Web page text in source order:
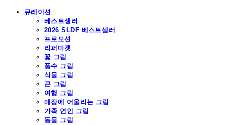
큐레이션
베스트셀러
2026 SLDF 베스트셀러
프로모션
리퍼마켓
꽃 그림
풍수 그림
식물 그림
큰 그림
여행 그림
매장에 어울리는 그림
가족 연인 그림
동물 그림